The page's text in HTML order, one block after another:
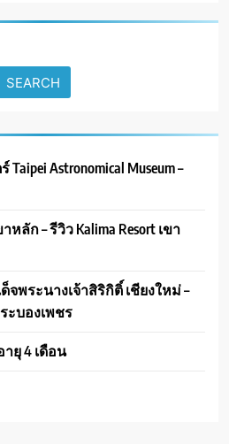
SEARCH
Astronomical Museum –
ลัก – รีวิว Kalima Resort เขา
พระนางเจ้าสิริกิติ์ เชียงใหม่ –
ะบองเพชร
ยุ 4 เดือน